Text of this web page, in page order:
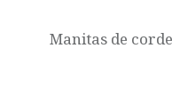
Manitas de